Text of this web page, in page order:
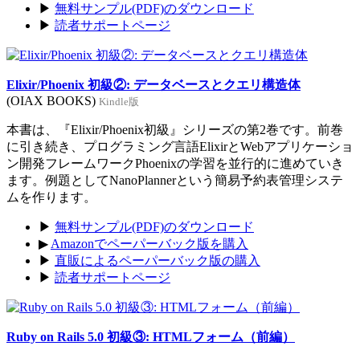
▶ 無料サンプル(PDF)のダウンロード
▶ 読者サポートページ
Elixir/Phoenix 初級②: データベースとクエリ構造体
(OIAX BOOKS) Kindle版
本書は、『Elixir/Phoenix初級』シリーズの第2巻です。前巻
に引き続き、プログラミング言語ElixirとWebアプリケーショ
ン開発フレームワークPhoenixの学習を並行的に進めていき
ます。例題としてNanoPlannerという簡易予約表管理システ
ムを作ります。
▶ 無料サンプル(PDF)のダウンロード
▶ Amazonでペーパーバック版を購入
▶ 直販によるペーパーバック版の購入
▶ 読者サポートページ
Ruby on Rails 5.0 初級③: HTMLフォーム（前編）